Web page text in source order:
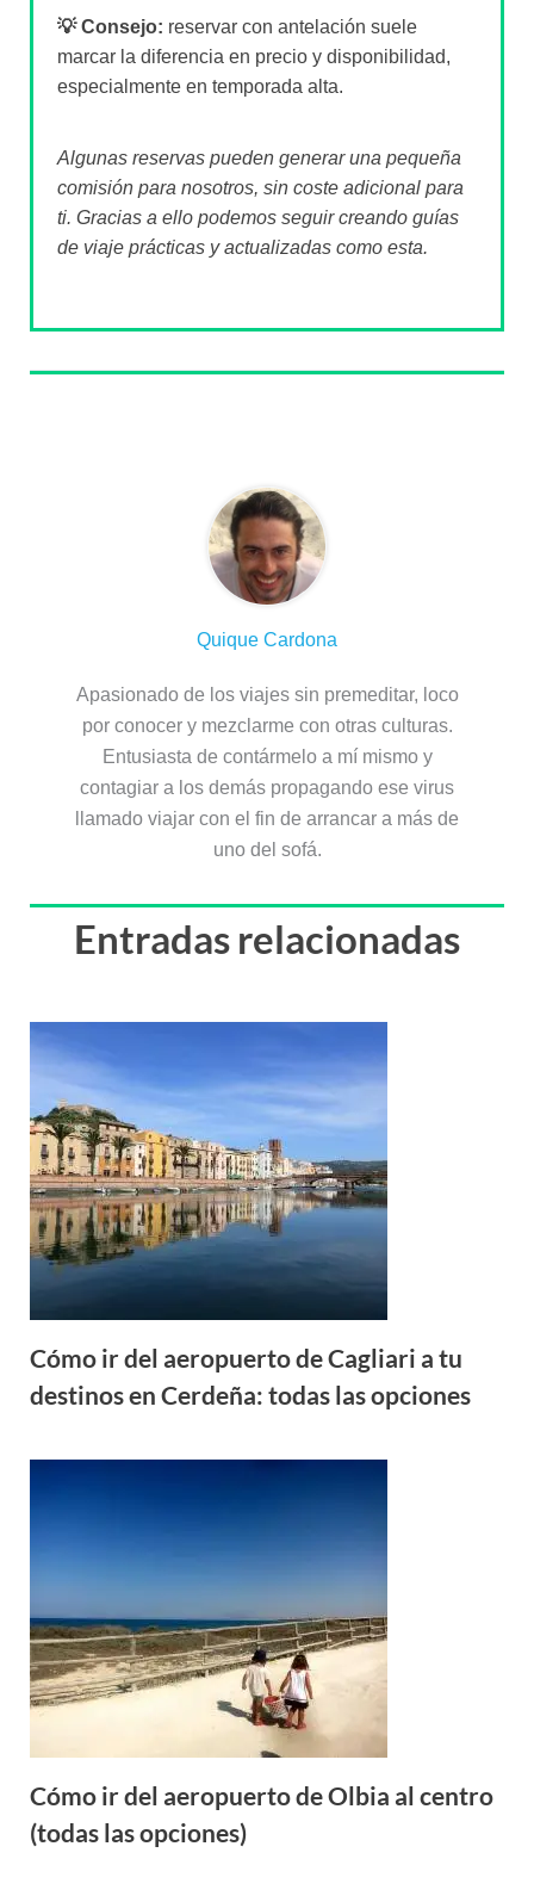
💡 Consejo: reservar con antelación suele
marcar la diferencia en precio y disponibilidad,
especialmente en temporada alta.
Algunas reservas pueden generar una pequeña
comisión para nosotros, sin coste adicional para
ti. Gracias a ello podemos seguir creando guías
de viaje prácticas y actualizadas como esta.
Quique Cardona
Apasionado de los viajes sin premeditar, loco
por conocer y mezclarme con otras culturas.
Entusiasta de contármelo a mí mismo y
contagiar a los demás propagando ese virus
llamado viajar con el fin de arrancar a más de
uno del sofá.
Entradas relacionadas
Cómo ir del aeropuerto de Cagliari a tu
destinos en Cerdeña: todas las opciones
Cómo ir del aeropuerto de Olbia al centro
(todas las opciones)